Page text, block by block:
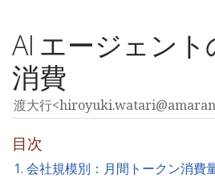
AI エージェン
消費
渡大行
目次
1. 会社規模別：月間トークン消費